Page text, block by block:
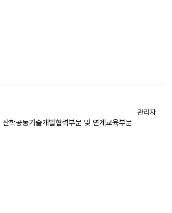
등록자
관리자
학공동기술개발협력부문 및 연계교육부문